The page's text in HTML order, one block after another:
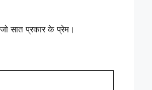
सात प्रकार के प्रेम।